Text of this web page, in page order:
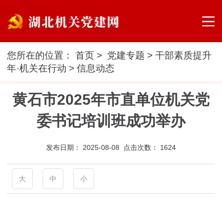
您所在的位置：首页 > 党建专题 >干部素质提升
年·机关在行动 >信息动态
黄石市2025年市直单位机关党
委书记培训班成功举办
发布日期： 2025-08-08 点击次数： 1624
大 中 小